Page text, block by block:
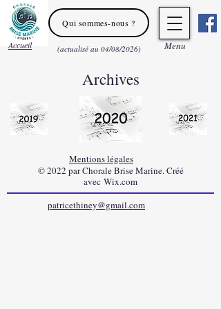
Qui sommes-nous ?
(actualisé au 04/08/2026)
Accueil Menu
Archives
Mentions légales
© 2022 par Chorale Brise Marine. Créé
avec Wix.com
patricethiney@gmail.com